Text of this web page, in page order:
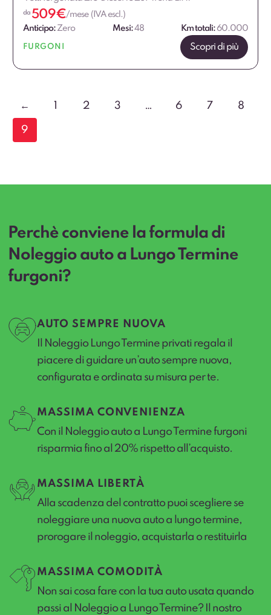
da 509€/mese (IVA escl.)
Anticipo: Zero Mesi:48 Km totali: 60.000
FURGONI Scopri di più
← 1 2 3 … 6 7 8
9
Perchè conviene la formula di
Noleggio auto a Lungo Termine
furgoni?
AUTO SEMPRE NUOVA
Il Noleggio Lungo Termine privati regala il
piacere di guidare un’auto sempre nuova,
configurata e ordinata su misura per te.
MASSIMA CONVENIENZA
Con il Noleggio auto a Lungo Termine furgoni
risparmia fino al 20% rispetto all’acquisto.
MASSIMA LIBERTÀ
Alla scadenza del contratto puoi scegliere se
noleggiare una nuova auto a lungo termine,
prorogare il noleggio, acquistarla o restituirla
MASSIMA COMODITÀ
Non sai cosa fare con la tua auto usata quando
passi al Noleggio a Lungo Termine? Il nostro